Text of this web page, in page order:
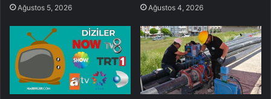
Ağustos 5, 2026 Ağustos 4, 2026